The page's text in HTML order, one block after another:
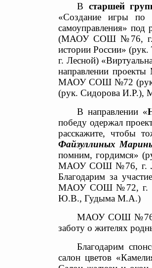
В старшей
«Создание игры по
самоуправления»
(МАОУ СОШ №76, г.
истории России»
г. Лесной)
направлении
МАОУ СОШ №72
(рук. Сидорова
В направлении «
победу одержал
расскажите, чтобы
Файзуллиных
помним, гордимся»
МАОУ СОШ №76, г.
Благодарим за
МАОУ СОШ №72, г.
Ю.В., Гудыма М.А.)
МАОУ СОШ №76
заботу о жителях
Благодарим
салон цветов